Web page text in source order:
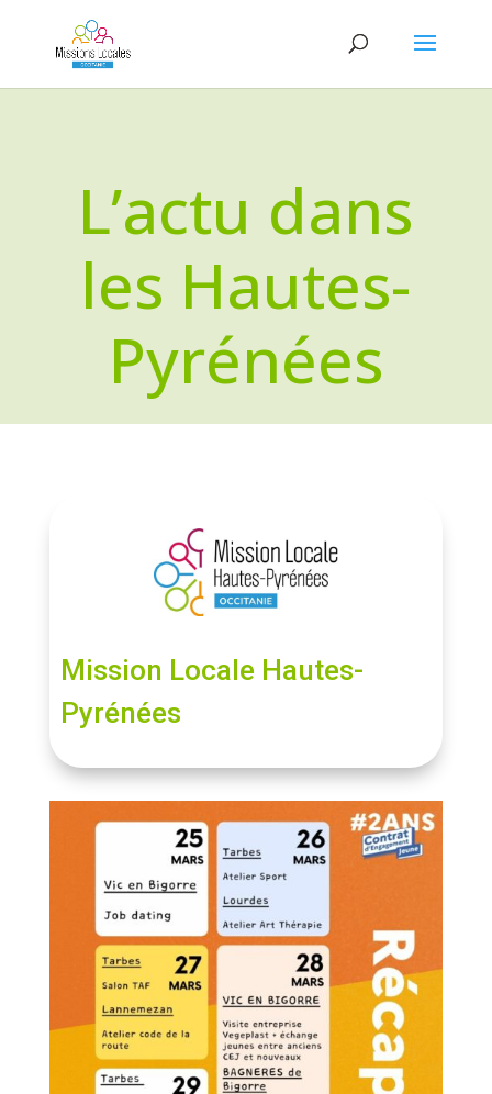
L’actu dans
les Hautes-
Pyrénées
Mission Locale Hautes-
Pyrénées